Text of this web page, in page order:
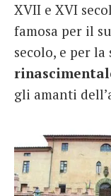
XVII e XVI
famosa per il
secolo, e per
gli amanti